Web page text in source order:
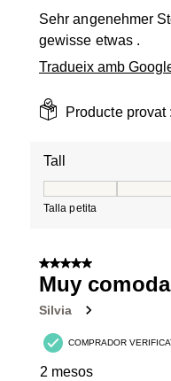
Sehr angenehmer
gewisse etwas .
Tradueix amb
Producte
Tall
Talla petita
5 de 5 estrelles.
Muy
Silvia
COMPRADOR
2 mesos